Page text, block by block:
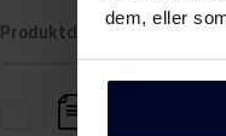
dem, eller
Produktdatablad